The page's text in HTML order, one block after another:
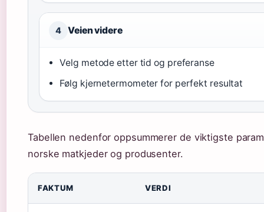
4 Veien videre
Velg metode etter tid og preferanse
Følg kjernetermometer for perfekt resultat
Tabellen nedenfor oppsummerer de viktigste
norske matkjeder og produsenter.
FAKTUM VERDI